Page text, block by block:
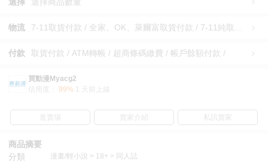
物流
付款 取貨付款 / ATM轉帳 / 超商條碼繳費 / 帳戶餘額付款 /
買動漫Myacg2
信用度：
99% 1 天前上線
逛賣場 賣家介紹 私訊賣家
商品摘要
分類
漫畫/輕小說 > 18+ > 同人誌